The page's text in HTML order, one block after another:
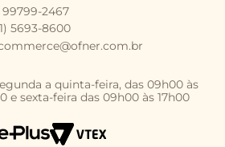
99799-2467
5693-8600
a quinta-feira, das 09h00 às
e sexta-feira das 09h00 às 17h00